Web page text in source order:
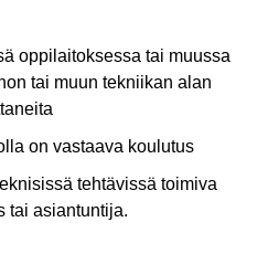
oppilaitoksessa tai muussa
tai muun tekniikan alan
on vastaava koulutus
tehtävissä toimiva
tai asiantuntija.